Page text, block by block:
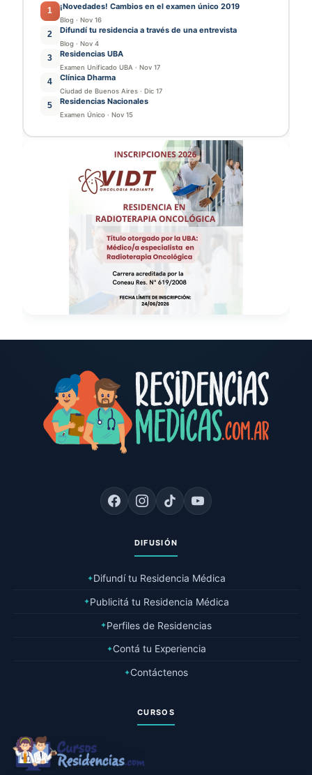
1 ¡Novedades! Cambios en el examen único 2019
Blog · Nov 16
2 Difundí tu residencia a través de una entrevista
Blog · Nov 4
3 Residencias UBA
Examen Unificado UBA · Nov 17
4 Clínica Dharma
Ciudad de Buenos Aires · Dic 17
5 Residencias Nacionales
Examen Único · Nov 15
DIFUSIÓN
✦Difundí tu Residencia Médica
✦Publicitá tu Residencia Médica
✦Perfiles de Residencias
✦Contá tu Experiencia
✦Contáctenos
CURSOS